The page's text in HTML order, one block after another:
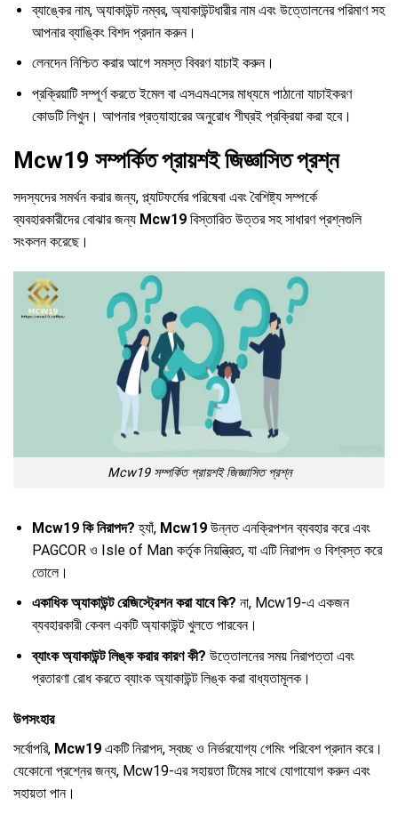
ব্যাঙ্কের নাম, অ্যাকাউন্ট নম্বর, অ্যাকাউন্টধারীর নাম এবং উত্তোলনের পরিমাণ সহ
আপনার ব্যাঙ্কিং বিশদ প্রদান করুন।
লেনদেন নিশ্চিত করার আগে সমস্ত বিবরণ যাচাই করুন।
প্রক্রিয়াটি সম্পূর্ণ করতে ইমেল বা এসএমএসের মাধ্যমে পাঠানো যাচাইকরণ
কোডটি লিখুন। আপনার প্রত্যাহারের অনুরোধ শীঘ্রই প্রক্রিয়া করা হবে।
Mcw19 সম্পর্কিত প্রায়শই জিজ্ঞাসিত প্রশ্ন
সদস্যদের সমর্থন করার জন্য, প্ল্যাটফর্মের পরিষেবা এবং বৈশিষ্ট্য সম্পর্কে
ব্যবহারকারীদের বোঝার জন্য Mcw19 বিস্তারিত উত্তর সহ সাধারণ প্রশ্নগুলি
সংকলন করেছে।
Mcw19 সম্পর্কিত প্রায়শই জিজ্ঞাসিত প্রশ্ন
Mcw19 কি নিরাপদ?হ্যাঁ, Mcw19উন্নত এনক্রিপশন ব্যবহার করে এবং
PAGCOR ও Isle of Man কর্তৃক নিয়ন্ত্রিত, যা এটি নিরাপদ ও বিশ্বস্ত করে
তোলে।
একাধিক অ্যাকাউন্ট রেজিস্ট্রেশন করা যাবে কি? না, Mcw19-এ একজন
ব্যবহারকারী কেবল একটি অ্যাকাউন্ট খুলতে পারবেন।
ব্যাংক অ্যাকাউন্ট লিঙ্ক করার কারণ কী? উত্তোলনের সময় নিরাপত্তা এবং
প্রতারণা রোধ করতে ব্যাংক অ্যাকাউন্ট লিঙ্ক করা বাধ্যতামূলক।
উপসংহার
সর্বোপরি, Mcw19 একটি নিরাপদ, স্বচ্ছ ও নির্ভরযোগ্য গেমিং পরিবেশ প্রদান করে।
যেকোনো প্রশ্নের জন্য, Mcw19-এর সহায়তা টিমের সাথে যোগাযোগ করুন এবং
সহায়তা পান।